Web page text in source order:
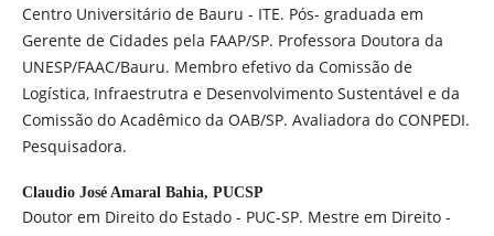
Centro Universitário de Bauru - ITE. Pós- graduada em
Gerente de Cidades pela FAAP/SP. Professora Doutora da
UNESP/FAAC/Bauru. Membro efetivo da Comissão de
Logística, Infraestrutra e Desenvolvimento Sustentável e da
Comissão do Acadêmico da OAB/SP. Avaliadora do CONPEDI.
Pesquisadora.
Claudio José Amaral Bahia, PUCSP
Doutor em Direito do Estado - PUC-SP. Mestre em Direito -